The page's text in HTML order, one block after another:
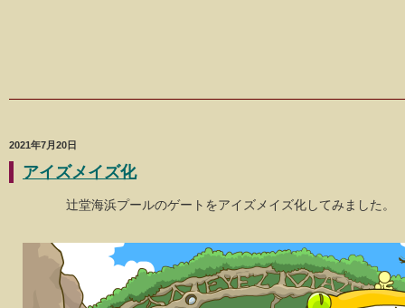
2021年7月20日
アイズメイズ化
辻堂海浜プールのゲートをアイズメイズ化してみました。